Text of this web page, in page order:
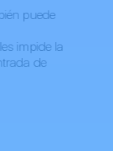
puede
impide la
de